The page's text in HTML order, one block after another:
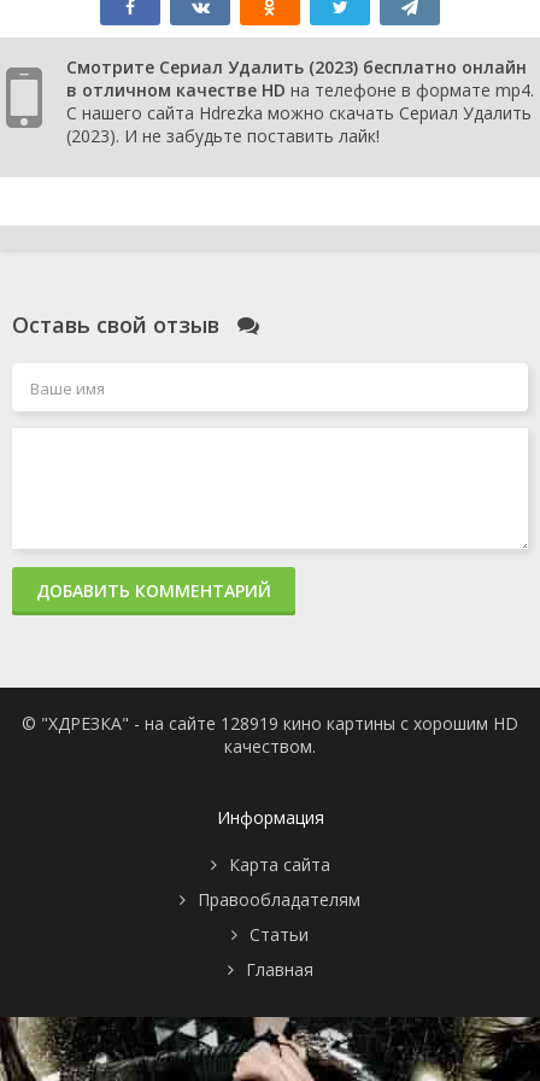
Смотрите Сериал Удалить (2023) бесплатно онлайн
в отличном качестве HD на телефоне в формате mp4.
С нашего сайта Hdrezka можно скачать Сериал Удалить
(2023). И не забудьте поставить лайк!
Оставь свой отзыв
ДОБАВИТЬ КОММЕНТАРИЙ
© "ХДРЕЗКА" - на сайте 128919 кино картины с хорошим HD
качеством.
Информация
Карта сайта
Правообладателям
Статьи
Главная